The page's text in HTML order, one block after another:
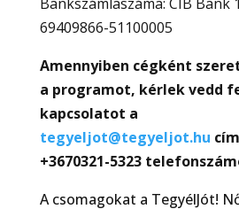
69409866-51100005
Amennyiben cégként
a programot, kérlek vedd
kapcsolatot a
tegyeljot@tegyeljot.hu
+3670321-5323
A csomagokat a TegyélJót!